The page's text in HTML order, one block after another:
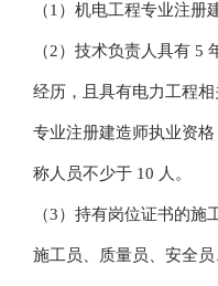
（1）机电工程专业注册
（2）技术负责人具有 5
经历，且具有电力工程
专业注册建造师执业资
称人员不少于 10 人。
（3）持有岗位证书的施
施工员、质量员、安全员